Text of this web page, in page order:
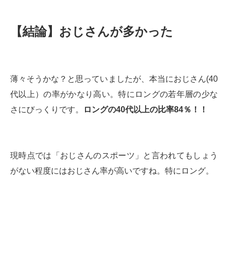
【結論】おじさんが多かった
薄々そうかな？と思っていましたが、本当におじさん(40
代以上）の率がかなり高い。特にロングの若年層の少な
さにびっくりです。
ロングの40代以上の比率84％！！
現時点では「おじさんのスポーツ」と言われてもしょう
がない程度にはおじさん率が高いですね。特にロング。